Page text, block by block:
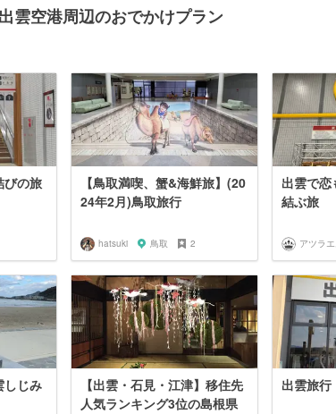
雲空港周辺のおでかけプラン
びの旅
【鳥取満喫、蟹&海鮮旅】(20
24年2月)鳥取旅行
hatsuki 鳥取 2
出雲で
結ぶ旅
しじみ
【出雲・石見・江津】移住先
人気ランキング3位の島根県
出雲旅